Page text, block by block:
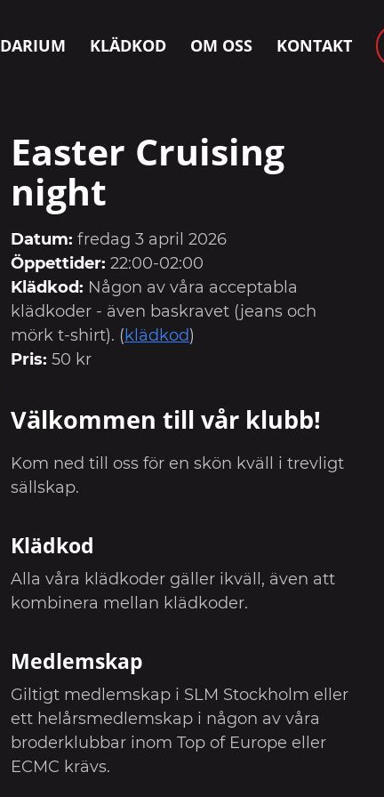
KLÄDKOD OM OSS KONTAKT
Easter Cruising
night
Datum: fredag 3 april 2026
Öppettider: 22:00-02:00
Klädkod: Någon av våra acceptabla
klädkoder - även baskravet (jeans och
mörk t-shirt). (klädkod)
Pris: 50 kr
Välkommen till vår klubb!
Kom ned till oss för en skön kväll i trevligt
sällskap.
Klädkod
Alla våra klädkoder gäller ikväll, även att
kombinera mellan klädkoder.
Medlemskap
Giltigt medlemskap i SLM Stockholm eller
ett helårsmedlemskap i någon av våra
broderklubbar inom Top of Europe eller
ECMC krävs.